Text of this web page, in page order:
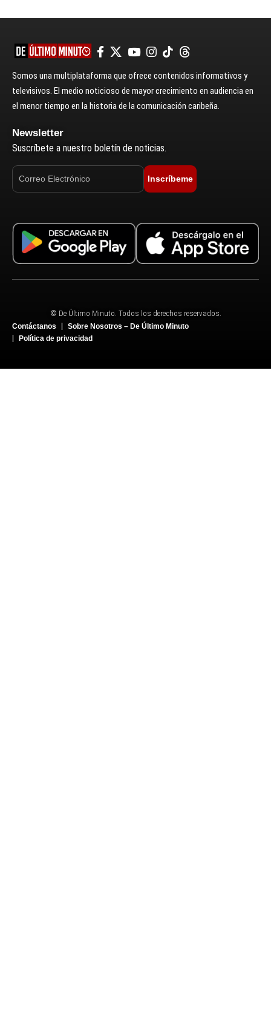
Somos una multiplataforma que ofrece contenidos informativos y
televisivos. El medio noticioso de mayor crecimiento en audiencia en
el menor tiempo en la historia de la comunicación caribeña.
Newsletter
Suscríbete a nuestro boletín de noticias.
Inscríbeme
© De Último Minuto. Todos los derechos reservados.
Contáctanos
Sobre Nosotros – De Último Minuto
Política de privacidad